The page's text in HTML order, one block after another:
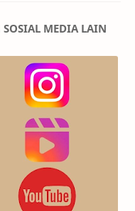
SOSIAL MEDIA LAIN